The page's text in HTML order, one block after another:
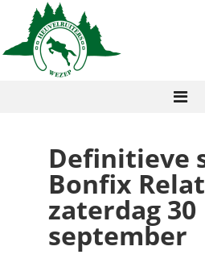
Definitieve
Bonfix
zaterdag 30
september